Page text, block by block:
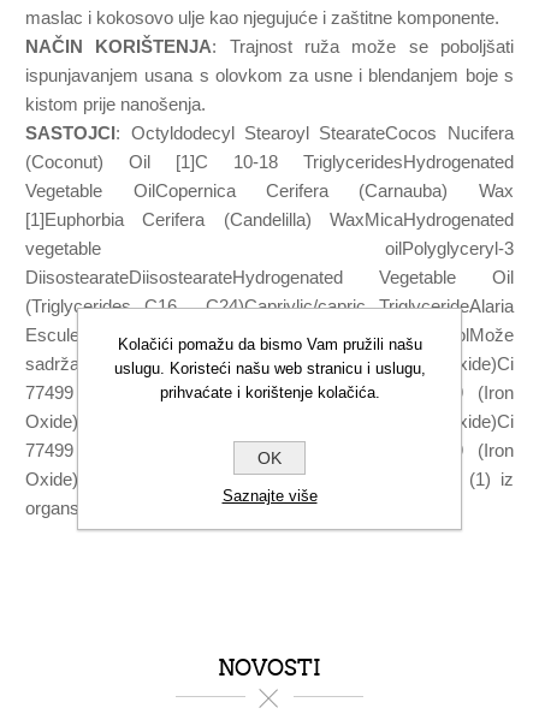
maslac i kokosovo ulje kao njegujuće i zaštitne komponente.
NAČIN KORIŠTENJA: Trajnost ruža može se poboljšati
ispunjavanjem usana s olovkom za usne i blendanjem boje s
kistom prije nanošenja.
SASTOJCI: Octyldodecyl Stearoyl StearateCocos Nucifera
(Coconut) Oil [1]C 10-18 TriglyceridesHydrogenated
Vegetable OilCopernica Cerifera (Carnauba) Wax
[1]Euphorbia Cerifera (Candelilla) WaxMicaHydrogenated
vegetable oilPolyglyceryl-3
DiisostearateDiisostearateHydrogenated Vegetable Oil
(Triglycerides C16 , C24)Capriylic/capric TriglycerideAlaria
Esculenta ExtractGlyceryl CaprylateTocopherolMože
sadržavati (+/-): Ci 77499 (Iron Oxide)Ci 77499 (Iron Oxide)Ci
77499 (Iron Oxide)Ci 77499 (Iron Oxide)Ci 77499 (Iron
Oxide)Ci 77499 (Iron Oxide)TalcCi 77499 (Iron Oxide)Ci
77499 (Iron Oxide)Ci 77499 (Iron Oxide)Ci 77499 (Iron
Oxide)Tin dioxideCalcium Sodium BorosilicateSilica * (1) iz
organskog uzgoja
NOVOSTI
Kolačići pomažu da bismo Vam pružili našu
uslugu. Koristeći našu web stranicu i uslugu,
prihvaćate i korištenje kolačića.
OK
Saznajte više